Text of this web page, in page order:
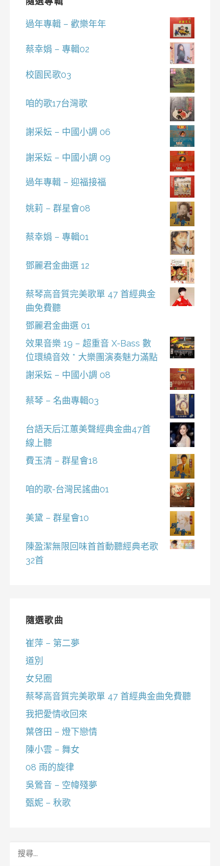
過年專輯 – 歡樂年年
蔡幸娟 – 專輯02
校園民歌03
咱的歌17台灣歌
謝采妘 – 中國小調 06
謝采妘 – 中國小調 09
過年專輯 – 迎福接福
姚莉 – 群星會08
蔡幸娟 – 專輯01
鄧麗君金曲選 12
蔡琴高音質完美歌單 47 首經典金
曲免費聽
鄧麗君金曲選 01
效果音樂 19 – 超重音 X-Bass 數
位環繞音效 * 大樂團演奏魅力滿點
謝采妘 – 中國小調 08
蔡琴 – 名曲專輯03
台語天后江蕙美聲經典金曲47首
線上聽
費玉清 – 群星會18
咱的歌-台灣民謠曲01
美黛 – 群星會10
陳盈潔無限回味首首動聽經典老歌
32首
隨選歌曲
崔萍 – 第二夢
道別
女兒圈
蔡琴高音質完美歌單 47 首經典金曲免費聽
我把愛情收回來
葉啓田 – 燈下戀情
陳小雲 – 舞女
08 雨的旋律
吳鶯音 – 空幃殘夢
甄妮 – 秋歌